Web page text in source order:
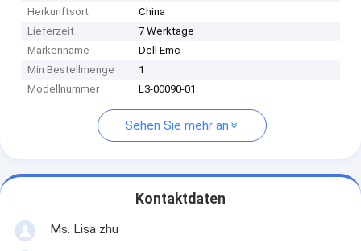
Herkunftsort
China
Lieferzeit
7 Werktage
Markenname
Dell Emc
Min Bestellmenge
1
Modellnummer
L3-00090-01
Sehen Sie mehr an
Kontaktdaten
Ms. Lisa zhu